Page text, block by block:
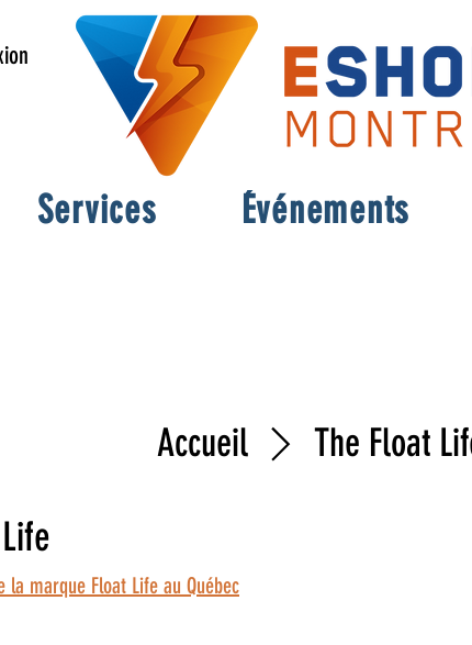
Services Événements
Accueil The Float
la marque Float Life au Québec